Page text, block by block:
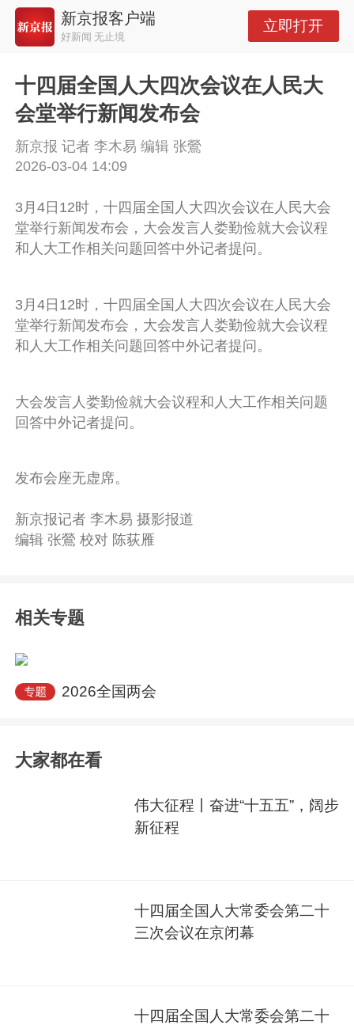
新京报客户端
好新闻 无止境
立即打开
十四届全国人大四次会议在人民大
会堂举行新闻发布会
新京报 记者 李木易 编辑 张鶯
2026-03-04 14:09
3月4日12时，十四届全国人大四次会议在人民大会
堂举行新闻发布会，大会发言人娄勤俭就大会议程
和人大工作相关问题回答中外记者提问。
3月4日12时，十四届全国人大四次会议在人民大会
堂举行新闻发布会，大会发言人娄勤俭就大会议程
和人大工作相关问题回答中外记者提问。
大会发言人娄勤俭就大会议程和人大工作相关问题
回答中外记者提问。
发布会座无虚席。
新京报记者 李木易 摄影报道
编辑 张鶯 校对 陈荻雁
相关专题
2026全国两会
大家都在看
伟大征程丨奋进“十五五”，阔步
新征程
十四届全国人大常委会第二十
三次会议在京闭幕
十四届全国人大常委会第二十